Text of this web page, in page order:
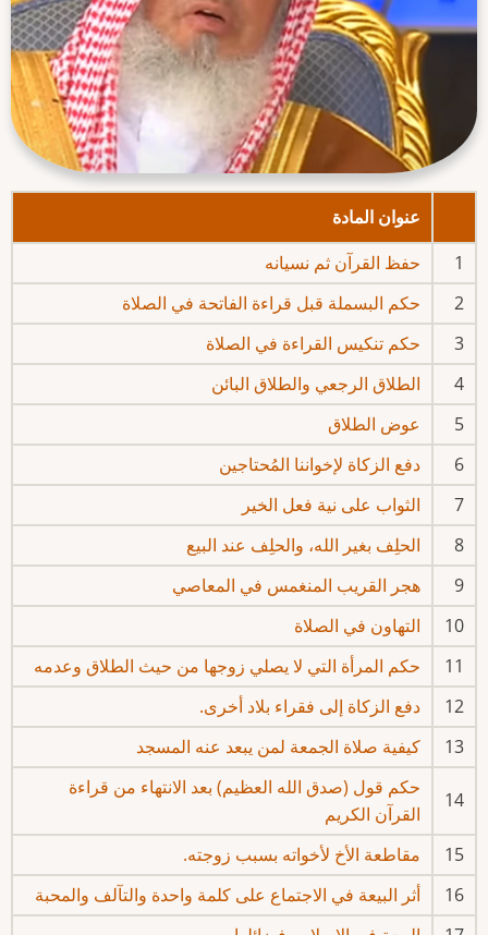
عنوان المادة
1
حفظ القرآن ثم نسيانه
2
حكم البسملة قبل قراءة الفاتحة في الصلاة
3
حكم تنكيس القراءة في الصلاة
4
الطلاق الرجعي والطلاق البائن
5
عوض الطلاق
6
دفع الزكاة لإخواننا المُحتاجين
7
الثواب على نية فعل الخير
8
الحلِف بغير الله، والحلِف عند البيع
9
هجر القريب المنغمس في المعاصي
10
التهاون في الصلاة
11
حكم المرأة التي لا يصلي زوجها من حيث الطلاق وعدمه
12
دفع الزكاة إلى فقراء بلاد أخرى.
13
كيفية صلاة الجمعة لمن يبعد عنه المسجد
14
حكم قول (صدق الله العظيم) بعد الانتهاء من قراءة
القرآن الكريم
15
مقاطعة الأخ لأخواته بسبب زوجته.
16
أثر البيعة في الاجتماع على كلمة واحدة والتآلف والمحبة